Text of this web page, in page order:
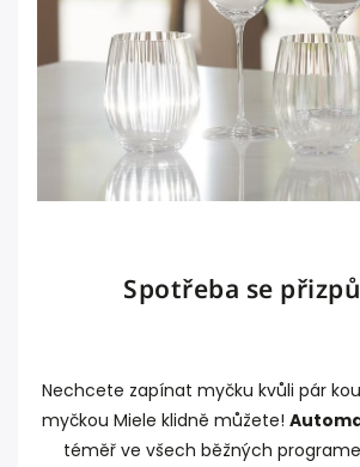
Spotřeba se
Nechcete zapínat myčku kvůli pár
myčkou Miele klidně můžete!
téměř ve všech běžných